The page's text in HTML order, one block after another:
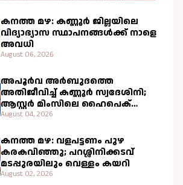
കനത്ത മഴ: കണ്ണൂർ ജില്ലയിലെ
വിദ്യാഭ്യാസ സ്ഥാപനങ്ങൾക്ക് നാളെ
അവധി
August 06, 2026
അപൂർവ അർബുദത്തെ
അതിജീവിച്ച് കണ്ണൂർ സ്വദേശിനി;
ആസ്റ്റർ മിംസിലെ ഹൈപെക്
ചികിത്സ വിജയകരം
August 04, 2026
കനത്ത മഴ: വളപട്ടണം പുഴ
കരകവിഞ്ഞു; പറശ്ശിനിക്കടവ്
മടപ്പുരയിലും വെള്ളം കയറി
August 02, 2026